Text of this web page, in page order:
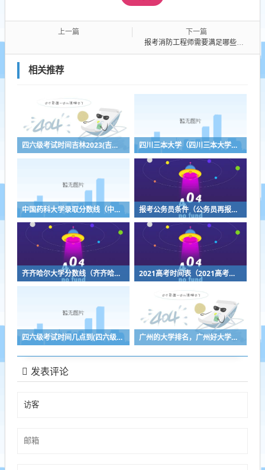
上一篇 下一篇
报考消防工程师需要满足哪些条件（报考消防工程师需要满足哪些条件_有途教育）
相关推荐
四六级考试时间吉林2023(吉林省四六级报名时间2023下半年考试) 四川三本大学（四川三本大学最低分数线）
中国药科大学录取分数线（中国药科大学录取分数线2021） 报考公务员条件（公务员再报考公务员条件）
齐齐哈尔大学分数线（齐齐哈尔大学分数线是多少） 2021高考时间表（2021高考时间表黑龙江）
四六级考试时间几点到(四六级考试时间几点到几点) 广州的大学排名，广州好大学排名前十
发表评论